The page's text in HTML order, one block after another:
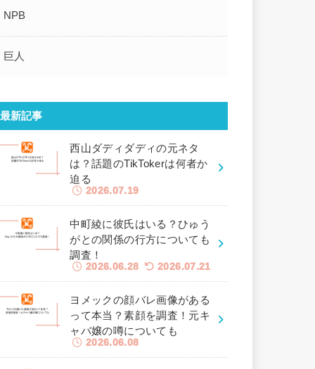
NPB
巨人
最新記事
西山ダディダディの元ネタ
は？話題のTikTokerは何者か
迫る
2026.07.19
中町綾に彼氏はいる？ひゅう
がとの関係の行方についても
調査！
2026.06.28 2026.07.21
ヨメックの顔バレ画像がある
って本当？素顔を調査！元キ
ャバ嬢の噂についても
2026.06.08